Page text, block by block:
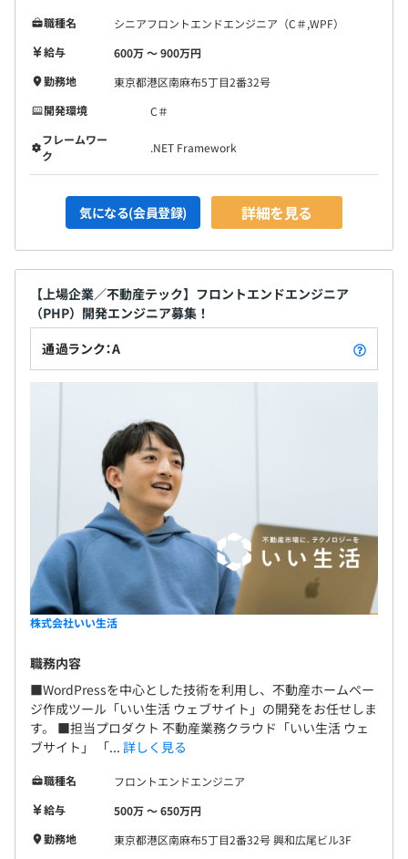
職種名
シニアフロントエンドエンジニア（C＃,WPF）
給与
600万 〜 900万円
勤務地
東京都港区南麻布5丁目2番32号
開発環境
C＃
フレームワー
ク
.NET Framework
気になる(会員登録) 詳細を見る
【上場企業／不動産テック】フロントエンドエンジニア
（PHP）開発エンジニア募集！
通過ランク：A
株式会社いい生活
職務内容
■WordPressを中心とした技術を利用し、不動産ホームペー
ジ作成ツール「いい生活 ウェブサイト」の開発をお任せしま
す。 ■担当プロダクト 不動産業務クラウド「いい生活 ウェ
ブサイト」 「... 詳しく見る
職種名
フロントエンドエンジニア
給与
500万 〜 650万円
勤務地
東京都港区南麻布5丁目2番32号 興和広尾ビル3F